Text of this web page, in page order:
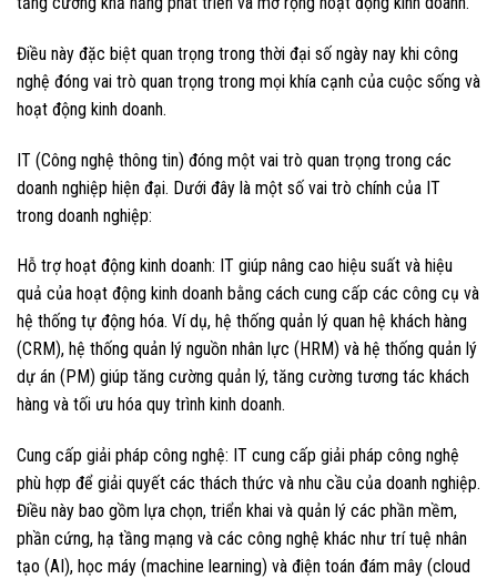
Điều này đặc biệt quan trọng trong thời đại số ngày nay khi công
nghệ đóng vai trò quan trọng trong mọi khía cạnh của cuộc sống và
hoạt động kinh doanh.
IT (Công nghệ thông tin) đóng một vai trò quan trọng trong các
doanh nghiệp hiện đại. Dưới đây là một số vai trò chính của IT
trong doanh nghiệp:
Hỗ trợ hoạt động kinh doanh: IT giúp nâng cao hiệu suất và hiệu
quả của hoạt động kinh doanh bằng cách cung cấp các công cụ và
hệ thống tự động hóa. Ví dụ, hệ thống quản lý quan hệ khách hàng
(CRM), hệ thống quản lý nguồn nhân lực (HRM) và hệ thống quản lý
dự án (PM) giúp tăng cường quản lý, tăng cường tương tác khách
hàng và tối ưu hóa quy trình kinh doanh.
Cung cấp giải pháp công nghệ: IT cung cấp giải pháp công nghệ
phù hợp để giải quyết các thách thức và nhu cầu của doanh nghiệp.
Điều này bao gồm lựa chọn, triển khai và quản lý các phần mềm,
phần cứng, hạ tầng mạng và các công nghệ khác như trí tuệ nhân
tạo (AI), học máy (machine learning) và điện toán đám mây (cloud